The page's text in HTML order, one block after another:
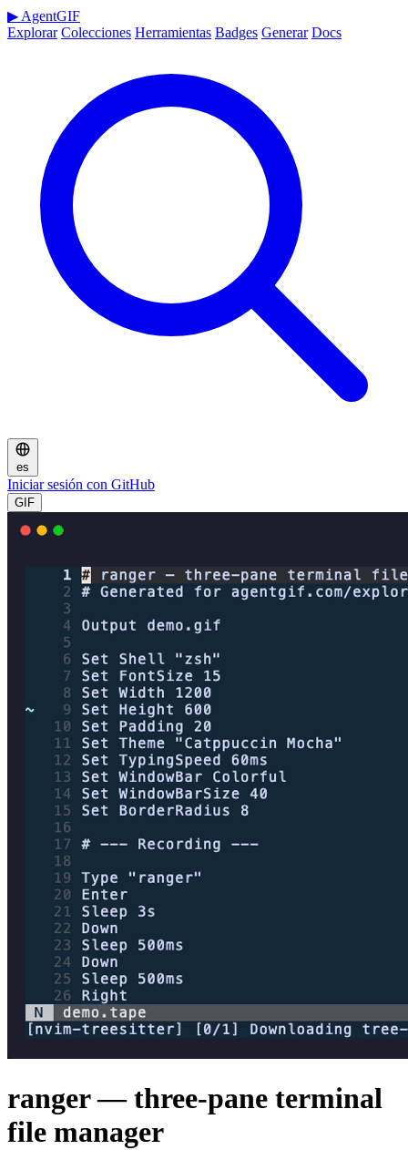
▶ AgentGIF
Explorar Colecciones Herramientas Badges Generar Docs
es
Iniciar sesión con GitHub
GIF
ranger — three-pane terminal
file manager